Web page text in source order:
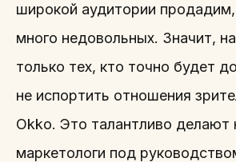
широкой аудитории
много недовольных. Значит,
только тех, кто точно будет
не испортить отношения
Okko. Это талантливо делают
маркетологи под